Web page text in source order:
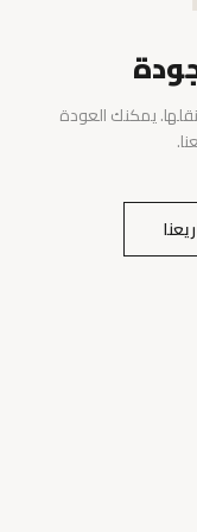
يمكنك العودة